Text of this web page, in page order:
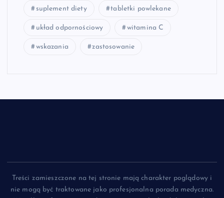
suplement diety tabletki powlekane
układ odpornościowy witamina C
wskazania zastosowanie
Treści zamieszczone na tej stronie mają charakter poglądowy i
nie mogą być traktowane jako profesjonalna porada medyczna.